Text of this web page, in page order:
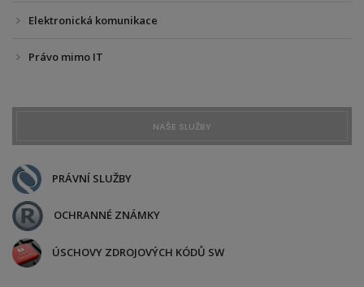
Elektronická komunikace
Právo mimo IT
NAŠE SLUŽBY
PRÁVNÍ SLUŽBY
OCHRANNÉ ZNÁMKY
ÚSCHOVY ZDROJOVÝCH KÓDŮ SW